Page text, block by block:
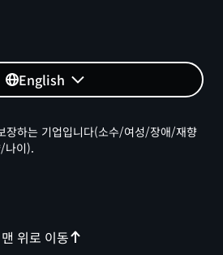
English
맨 위로 이동
하는 기업입니다(소수/여성/장애/재향
나이).